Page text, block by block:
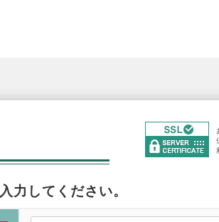
力してください。